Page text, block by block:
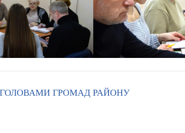
ГОЛОВАМИ ГРОМАД РАЙОНУ